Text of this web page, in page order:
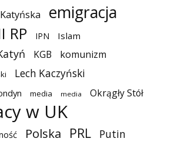
emigracja
RP IPN Islam
KGB komunizm
Lech Kaczyński
media media
Okrągły Stół
w UK
Polska PRL Putin